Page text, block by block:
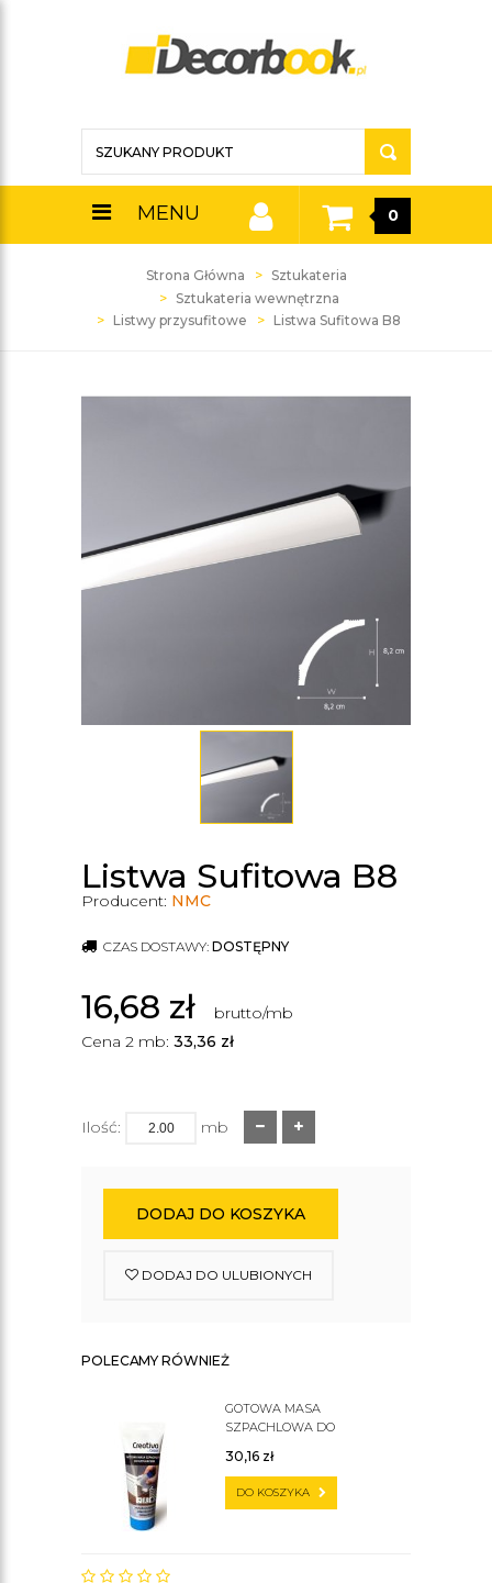
MENU 0
Strona Główna
Sztukateria
Sztukateria wewnętrzna
Listwy przysufitowe
Listwa Sufitowa B8
Listwa Sufitowa B8
Producent: NMC
CZAS DOSTAWY: DOSTĘPNY
16,68 zł
brutto/mb
Cena 2 mb: 33,36 zł
Ilość: mb
DODAJ DO KOSZYKA
DODAJ DO ULUBIONYCH
POLECAMY RÓWNIEŻ
GOTOWA MASA
SZPACHLOWA DO
30,16 zł
DO KOSZYKA